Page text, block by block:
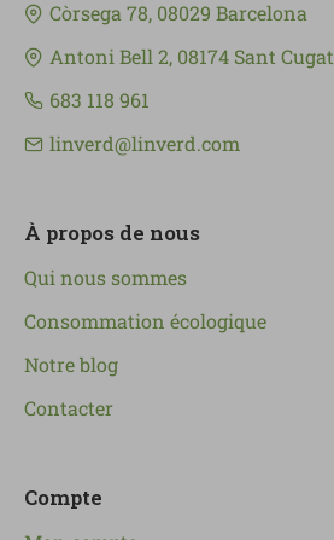
Còrsega 78, 08029 Barcelona
Antoni Bell 2, 08174 Sant Cugat
683 118 961
linverd@linverd.com
À propos de nous
Qui nous sommes
Consommation écologique
Notre blog
Contacter
Compte